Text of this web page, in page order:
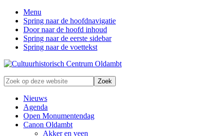
Menu
Spring naar de hoofdnavigatie
Door naar de hoofd inhoud
Spring naar de eerste sidebar
Spring naar de voettekst
Zonder
verleden
geen
toekomst
Zoek
op
deze
website
Nieuws
Agenda
Open Monumentendag
Canon Oldambt
Akker en veen